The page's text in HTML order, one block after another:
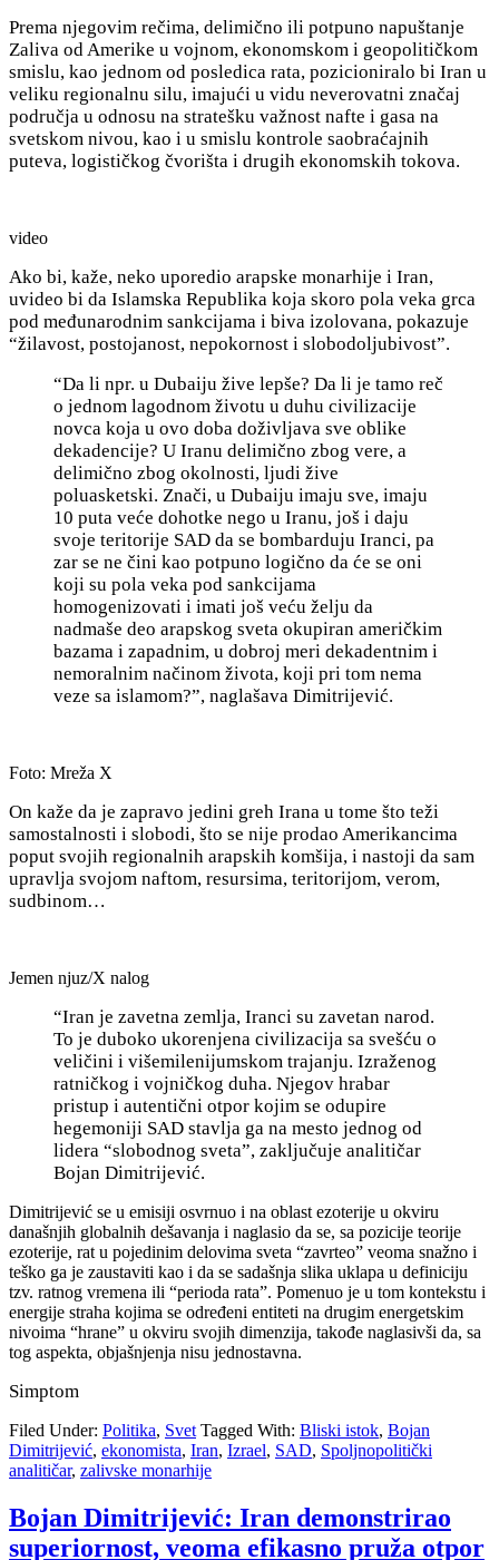
Prema njegovim rečima, delimično ili potpuno napuštanje
Zaliva od Amerike u vojnom, ekonomskom i geopolitičkom
smislu, kao jednom od posledica rata, pozicioniralo bi Iran u
veliku regionalnu silu, imajući u vidu neverovatni značaj
područja u odnosu na stratešku važnost nafte i gasa na
svetskom nivou, kao i u smislu kontrole saobraćajnih
puteva, logističkog čvorišta i drugih ekonomskih tokova.
video
Ako bi, kaže, neko uporedio arapske monarhije i Iran,
uvideo bi da Islamska Republika koja skoro pola veka grca
pod međunarodnim sankcijama i biva izolovana, pokazuje
“žilavost, postojanost, nepokornost i slobodoljubivost”.
“Da li npr. u Dubaiju žive lepše? Da li je tamo reč
o jednom lagodnom životu u duhu civilizacije
novca koja u ovo doba doživljava sve oblike
dekadencije? U Iranu delimično zbog vere, a
delimično zbog okolnosti, ljudi žive
poluasketski. Znači, u Dubaiju imaju sve, imaju
10 puta veće dohotke nego u Iranu, još i daju
svoje teritorije SAD da se bombarduju Iranci, pa
zar se ne čini kao potpuno logično da će se oni
koji su pola veka pod sankcijama
homogenizovati i imati još veću želju da
nadmaše deo arapskog sveta okupiran američkim
bazama i zapadnim, u dobroj meri dekadentnim i
nemoralnim načinom života, koji pri tom nema
veze sa islamom?”, naglašava Dimitrijević.
Foto: Mreža X
On kaže da je zapravo jedini greh Irana u tome što teži
samostalnosti i slobodi, što se nije prodao Amerikancima
poput svojih regionalnih arapskih komšija, i nastoji da sam
upravlja svojom naftom, resursima, teritorijom, verom,
sudbinom…
Jemen njuz/X nalog
“Iran je zavetna zemlja, Iranci su zavetan narod.
To je duboko ukorenjena civilizacija sa svešću o
veličini i višemilenijumskom trajanju. Izraženog
ratničkog i vojničkog duha. Njegov hrabar
pristup i autentični otpor kojim se odupire
hegemoniji SAD stavlja ga na mesto jednog od
lidera “slobodnog sveta”, zaključuje analitičar
Bojan Dimitrijević.
Dimitrijević se u emisiji osvrnuo i na oblast ezoterije u okviru
današnjih globalnih dešavanja i naglasio da se, sa pozicije teorije
ezoterije, rat u pojedinim delovima sveta “zavrteo” veoma snažno i
teško ga je zaustaviti kao i da se sadašnja slika uklapa u definiciju
tzv. ratnog vremena ili “perioda rata”. Pomenuo je u tom kontekstu i
energije straha kojima se određeni entiteti na drugim energetskim
nivoima “hrane” u okviru svojih dimenzija, takođe naglasivši da, sa
tog aspekta, objašnjenja nisu jednostavna.
Simptom
Filed Under: Politika, Svet Tagged With: Bliski istok, Bojan
Dimitrijević, ekonomista, Iran, Izrael, SAD, Spoljnopolitički
analitičar, zalivske monarhije
Bojan Dimitrijević: Iran demonstrirao
superiornost, veoma efikasno pruža otpor